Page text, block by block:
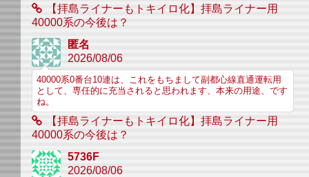
【拝島ライナーもトキイロ化】拝島ライナー用
40000系の今後は？
匿名
2026/08/06
40000系0番台10連は、これをもちまして副都心線直通運転用
として、専任的に充当されると思われます、本来の用途、です
ね。
【拝島ライナーもトキイロ化】拝島ライナー用
40000系の今後は？
5736F
2026/08/06